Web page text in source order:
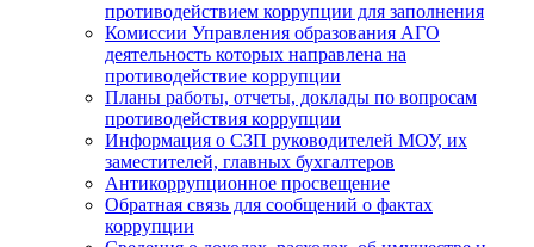
противодействием коррупции для заполнения
Комиссии Управления образования АГО
деятельность которых направлена на
противодействие коррупции
Планы работы, отчеты, доклады по вопросам
противодействия коррупции
Информация о СЗП руководителей МОУ, их
заместителей, главных бухгалтеров
Антикоррупционное просвещение
Обратная связь для сообщений о фактах
коррупции